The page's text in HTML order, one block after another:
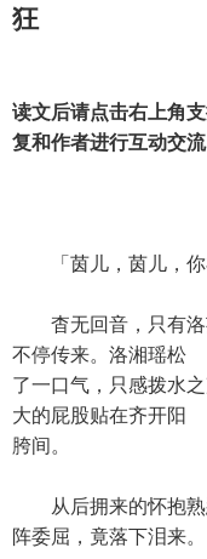
狂
读文后请点击右上角
复和作者进行互动交流
第三章
「茵儿，茵儿，你
杳无回音，只有洛
不停传来。洛湘瑶松
了一口气，只感拨水
大的屁股贴在齐开阳
胯间。
从后拥来的怀抱熟
阵委屈，竟落下泪来。